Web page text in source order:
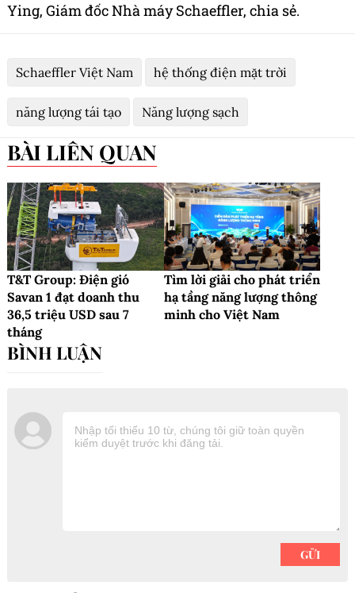
Ying, Giám đốc Nhà máy Schaeffler, chia sẻ.
Schaeffler Việt Nam hệ thống điện mặt trời
năng lượng tái tạo Năng lượng sạch
BÀI LIÊN QUAN
T&T Group: Điện gió
Savan 1 đạt doanh thu
36,5 triệu USD sau 7
tháng
Tìm lời giải cho phát triển
hạ tầng năng lượng thông
minh cho Việt Nam